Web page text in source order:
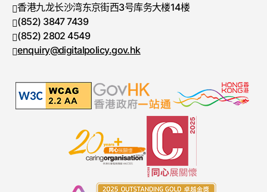
香港九龙长沙湾东京街西3号库务大楼14楼
电话号码
(852) 3847 7439
传真号码
(852) 2802 4549
enquiry@digitalpolicy.gov.hk